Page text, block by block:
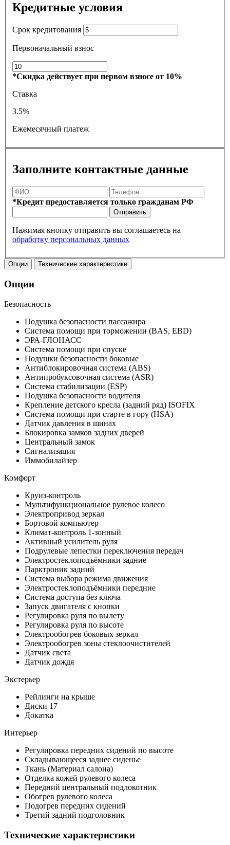
Кредитные условия
Срок кредитования
Первоначальный взнос
*Скидка действует при первом взносе от 10%
Ставка
3.5%
Ежемесячный платеж
Заполните контактные данные
*Кредит предоставляется только гражданам РФ
Отправить
Нажимая кнопку отправить вы соглашаетесь на
обработку персональных данных
Опции Технические характеристики
Опции
Безопасность
Подушка безопасности пассажира
Система помощи при торможении (BAS, EBD)
ЭРА-ГЛОНАСС
Система помощи при спуске
Подушки безопасности боковые
Антиблокировочная система (ABS)
Антипробуксовочная система (ASR)
Система стабилизации (ESP)
Подушка безопасности водителя
Крепление детского кресла (задний ряд) ISOFIX
Система помощи при старте в гору (HSA)
Датчик давления в шинах
Блокировка замков задних дверей
Центральный замок
Сигнализация
Иммобилайзер
Комфорт
Круиз-контроль
Мультифункциональное рулевое колесо
Электропривод зеркал
Бортовой компьютер
Климат-контроль 1-зонный
Активный усилитель руля
Подрулевые лепестки переключения передач
Электростеклоподъёмники задние
Парктроник задний
Система выбора режима движения
Электростеклоподъёмники передние
Система доступа без ключа
Запуск двигателя с кнопки
Регулировка руля по вылету
Регулировка руля по высоте
Электрообогрев боковых зеркал
Электрообогрев зоны стеклоочистителей
Датчик света
Датчик дождя
Экстерьер
Рейлинги на крыше
Диски 17
Докатка
Интерьер
Регулировка передних сидений по высоте
Складывающееся заднее сиденье
Ткань (Материал салона)
Отделка кожей рулевого колеса
Передний центральный подлокотник
Обогрев рулевого колеса
Подогрев передних сидений
Третий задний подголовник
Технические характеристики